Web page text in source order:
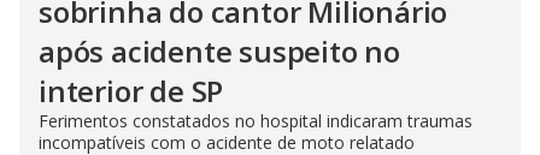
sobrinha do cantor Milionário
após acidente suspeito no
interior de SP
Ferimentos constatados no hospital indicaram traumas
incompatíveis com o acidente de moto relatado